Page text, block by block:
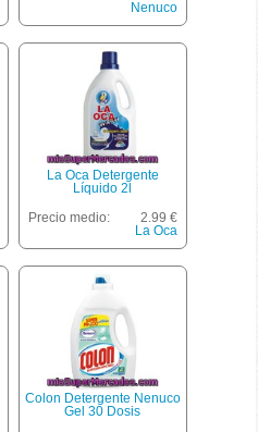
Nenuco
La Oca Detergente
Líquido 2l
Precio medio:
2.99 €
La Oca
Colon Detergente Nenuco
Gel 30 Dosis